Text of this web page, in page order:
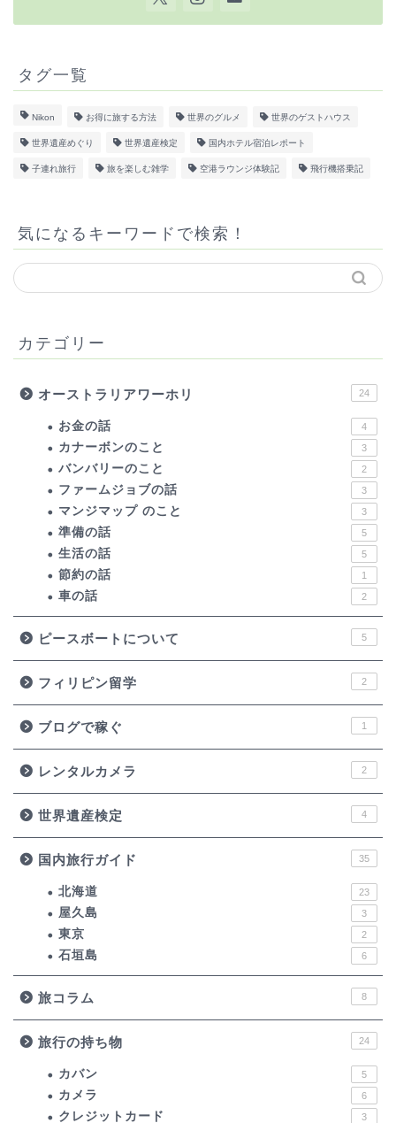
タグ一覧
Nikon お得に旅する方法 世界のグルメ 世界のゲストハウス
世界遺産めぐり 世界遺産検定 国内ホテル宿泊レポート
子連れ旅行 旅を楽しむ雑学 空港ラウンジ体験記 飛行機搭乗記
気になるキーワードで検索！
カテゴリー
オーストラリアワーホリ 24
お金の話 4
カナーボンのこと 3
バンバリーのこと 2
ファームジョブの話 3
マンジマップ のこと 3
準備の話 5
生活の話 5
節約の話 1
車の話 2
ピースボートについて 5
フィリピン留学 2
ブログで稼ぐ 1
レンタルカメラ 2
世界遺産検定 4
国内旅行ガイド 35
北海道 23
屋久島 3
東京 2
石垣島 6
旅コラム 8
旅行の持ち物 24
カバン 5
カメラ 6
クレジットカード 3